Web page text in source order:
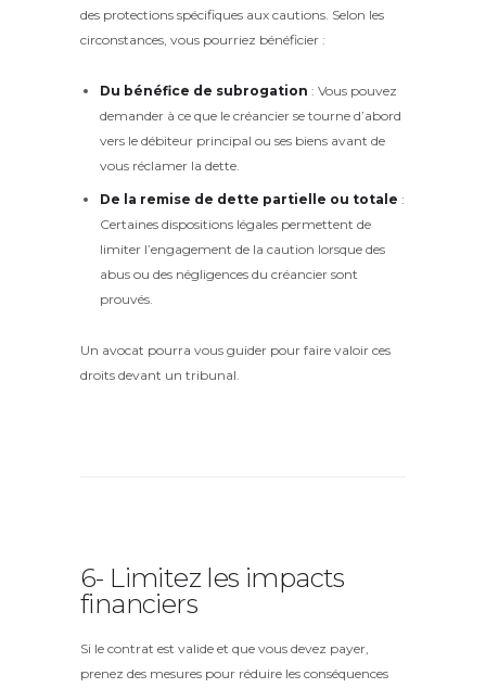
des protections spécifiques aux cautions. Selon les
circonstances, vous pourriez bénéficier :
Du bénéfice de subrogation : Vous pouvez
demander à ce que le créancier se tourne d’abord
vers le débiteur principal ou ses biens avant de
vous réclamer la dette.
De la remise de dette partielle ou totale :
Certaines dispositions légales permettent de
limiter l’engagement de la caution lorsque des
abus ou des négligences du créancier sont
prouvés.
Un avocat pourra vous guider pour faire valoir ces
droits devant un tribunal.
6- Limitez les impacts
financiers
Si le contrat est valide et que vous devez payer,
prenez des mesures pour réduire les conséquences